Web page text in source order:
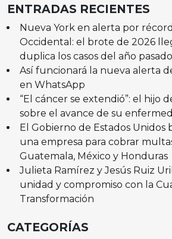
ENTRADAS RECIENTES
Nueva York en alerta por
Occidental: el brote de 2026
duplica los casos del año pasado
Así funcionará la nueva alerta
en WhatsApp
“El cáncer se extendió”: el hijo
sobre el avance de su
El Gobierno de Estados Unidos
una empresa para cobrar
Guatemala, México y Honduras
Julieta Ramírez y Jesús Ruiz
unidad y compromiso con la
Transformación
CATEGORÍAS